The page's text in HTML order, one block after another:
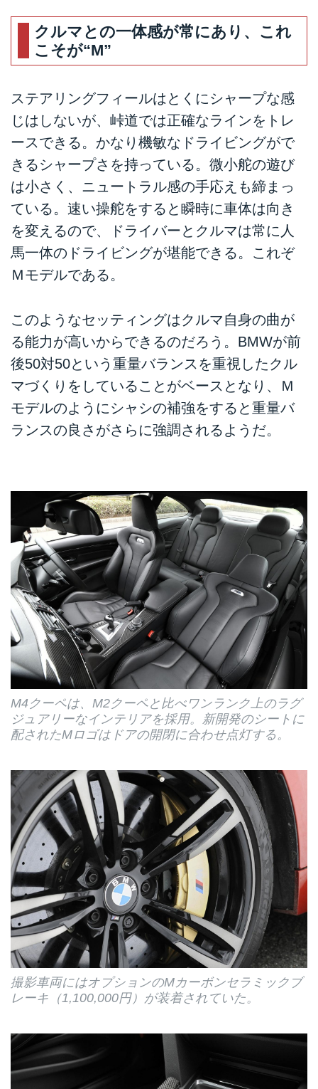
クルマとの一体感が常にあり、これ
こそが“M”
ステアリングフィールはとくにシャープな感
じはしないが、峠道では正確なラインをトレ
ースできる。かなり機敏なドライビングがで
きるシャープさを持っている。微小舵の遊び
は小さく、ニュートラル感の手応えも締まっ
ている。速い操舵をすると瞬時に車体は向き
を変えるので、ドライバーとクルマは常に人
馬一体のドライビングが堪能できる。これぞ
Ｍモデルである。
このようなセッティングはクルマ自身の曲が
る能力が高いからできるのだろう。BMWが前
後50対50という重量バランスを重視したクル
マづくりをしていることがベースとなり、Ｍ
モデルのようにシャシの補強をすると重量バ
ランスの良さがさらに強調されるようだ。
M4クーペは、M2クーペと比べワンランク上のラグ
ジュアリーなインテリアを採用。新開発のシートに
配されたMロゴはドアの開閉に合わせ点灯する。
撮影車両にはオプションのMカーボンセラミックブ
レーキ（1,100,000円）が装着されていた。